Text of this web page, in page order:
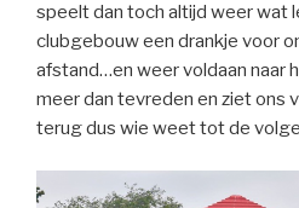
speelt dan toch altijd weer wat
clubgebouw een drankje voor
afstand…en weer voldaan naar
meer dan tevreden en ziet ons
terug dus wie weet tot de